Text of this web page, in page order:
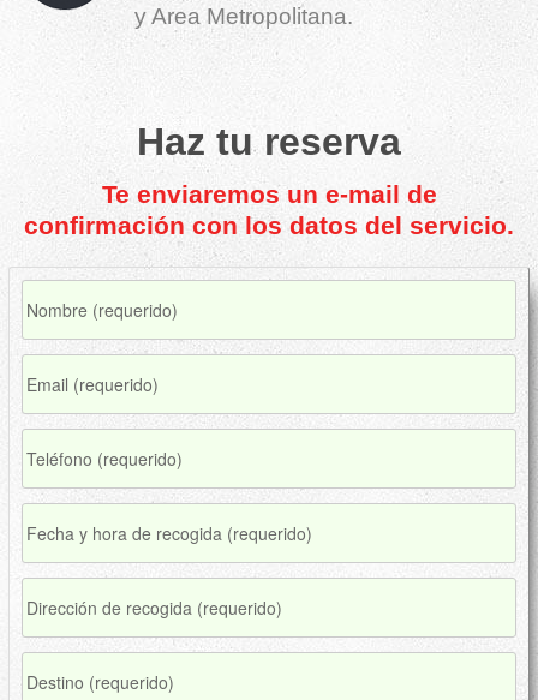
y Area Metropolitana.
Haz tu reserva
Te enviaremos un e-mail de
confirmación con los datos del servicio.